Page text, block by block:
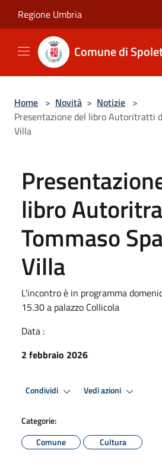
Regione Umbria
Comune di
Home > Novità > Notizie >
Presentazione del libro Autoritratti
Villa
libro
Tommaso
Villa
L'incontro è in programma
15.30 a palazzo Collicola
Data :
2 febbraio 2026
Condividi Vedi azioni
Categorie:
Comune
Cultura